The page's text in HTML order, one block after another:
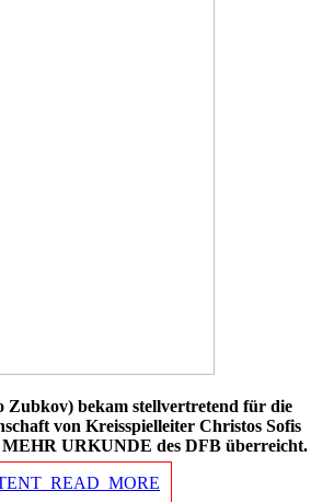
Zubkov) bekam stellvertretend für die
von Kreisspielleiter Christos Sofis
URKUNDE des DFB überreicht.